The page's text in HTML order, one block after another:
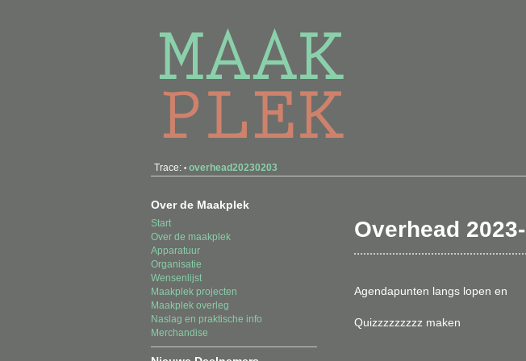
Trace: • overhead20230203
Over de Maakplek
Start
Over de maakplek
Apparatuur
Organisatie
Wensenlijst
Maakplek projecten
Maakplek overleg
Naslag en praktische info
Merchandise
Overhead
Agendapunten langs lopen en
Quizzzzzzzzz maken